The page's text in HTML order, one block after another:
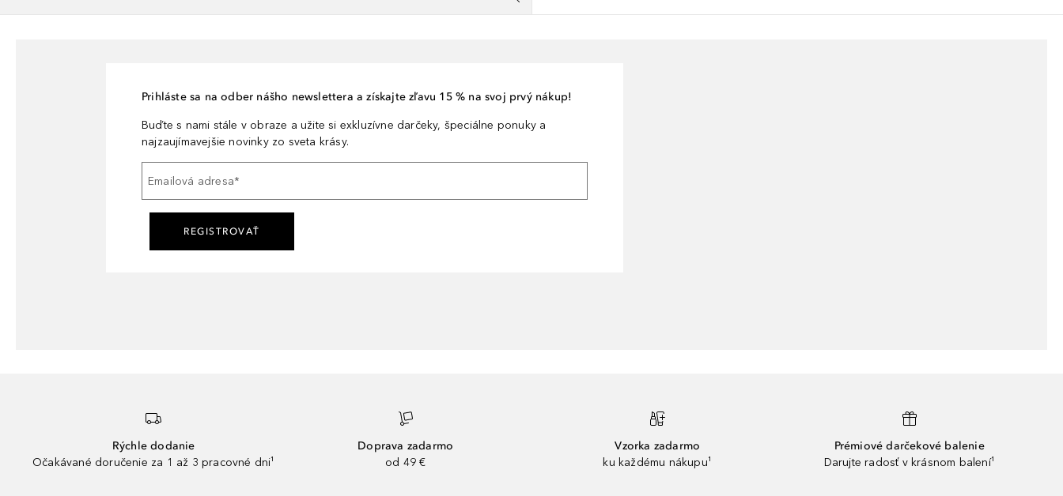
Prihláste sa na odber nášho newslettera a získajte zľavu 15 % na svoj prvý nákup!
Buďte s nami stále v obraze a užite si exkluzívne darčeky, špeciálne ponuky a
najzaujímavejšie novinky zo sveta krásy.
Emailová adresa*
REGISTROVAŤ
Rýchle dodanie
Očakávané doručenie za 1 až 3 pracovné dni¹
Doprava zadarmo
od 49 €
Vzorka zadarmo
ku každému nákupu¹
Prémiové darčekové balenie
Darujte radosť v krásnom balení¹